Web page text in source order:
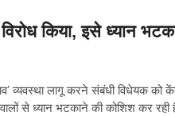
किया, इसे ध्यान
लागू करने संबंधी विधेयक को
से ध्यान भटकाने की कोशिश कर रही